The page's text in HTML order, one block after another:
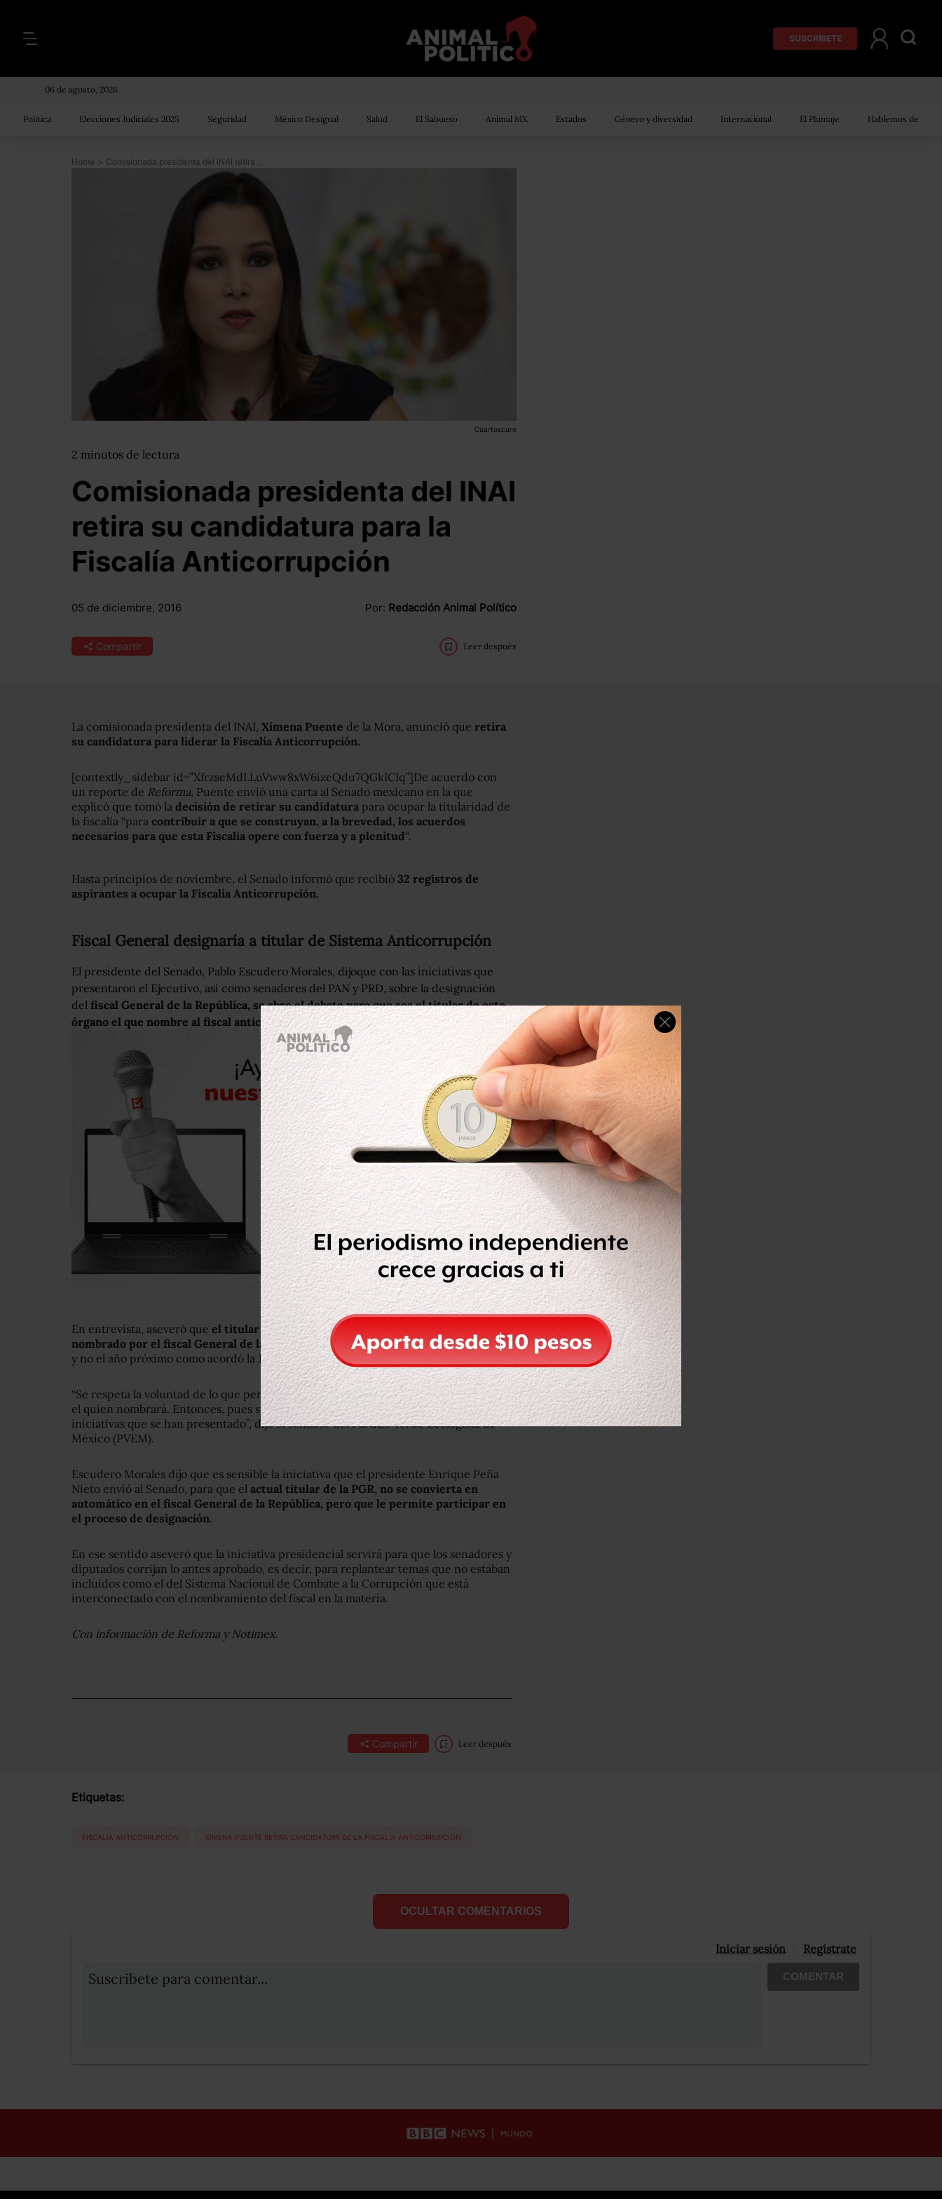
SUSCRÍBETE
06 de agosto, 2026
Política Elecciones Judiciales 2025 Seguridad México Desigual Salud El Sabueso Animal MX Estados Género y diversidad Internacional El Plumaje Hablemos de
Home > Comisionada presidenta del INAI retira su candidatura para la Fiscalía Anticorrupción
Cuartoscuro
2 minutos de lectura
Comisionada presidenta del INAI
retira su candidatura para la
Fiscalía Anticorrupción
05 de diciembre, 2016 Por: Redacción Animal Político
Compartir Leer después
La comisionada presidenta del INAI, Ximena Puente de la Mora, anunció que retira
su candidatura para liderar la Fiscalía Anticorrupción.
[contextly_sidebar id=”XfrzseMdLLuVww8xW6izeQdu7QGkICIq”]De acuerdo con
un reporte de Reforma, Puente envió una carta al Senado mexicano en la que
explicó que tomó la decisión de retirar su candidatura para ocupar la titularidad de
la fiscalía “para contribuir a que se construyan, a la brevedad, los acuerdos
necesarios para que esta Fiscalía opere con fuerza y a plenitud“.
Hasta principios de noviembre, el Senado informó que recibió 32 registros de
aspirantes a ocupar la Fiscalía Anticorrupción.
Fiscal General designaría a titular de Sistema Anticorrupción
El presidente del Senado, Pablo Escudero Morales, dijoque con las iniciativas que
presentaron el Ejecutivo, así como senadores del PAN y PRD, sobre la designación
del fiscal General de la República, se abre el debate para que sea el titular de este
órgano el que nombre al fiscal anticorrupción.
En entrevista, aseveró que el titular de la Fiscalía Anticorrupción podría ser
nombrado por el fiscal General de la República,situación que sucedería hasta 2018
y no el año próximo como acordó la Junta de Coordinación Política (Jucopo).
“Se respeta la voluntad de lo que pensábamos todos que debía ser el fiscal autónomo
el quien nombrará. Entonces, pues sin duda esa discusión está sobre la mesa con las
iniciativas que se han presentado”, dijo el senador del Partido Verde Ecologista de
México (PVEM).
Escudero Morales dijo que es sensible la iniciativa que el presidente Enrique Peña
Nieto envió al Senado, para que el actual titular de la PGR, no se convierta en
automático en el fiscal General de la República, pero que le permite participar en
el proceso de designación.
En ese sentido aseveró que la iniciativa presidencial servirá para que los senadores y
diputados corrijan lo antes aprobado, es decir, para replantear temas que no estaban
incluidos como el del Sistema Nacional de Combate a la Corrupción que está
interconectado con el nombramiento del fiscal en la materia.
Con información de Reforma y Notimex.
Compartir Leer después
Etiquetas:
FISCALÍA ANTICORRUPCIÓN XIMENA PUENTE RETIRA CANDIDATURA DE LA FISCALÍA ANTICORRUPCIÓN
OCULTAR COMENTARIOS
Iniciar sesión Registrate
Suscribete para comentar... COMENTAR